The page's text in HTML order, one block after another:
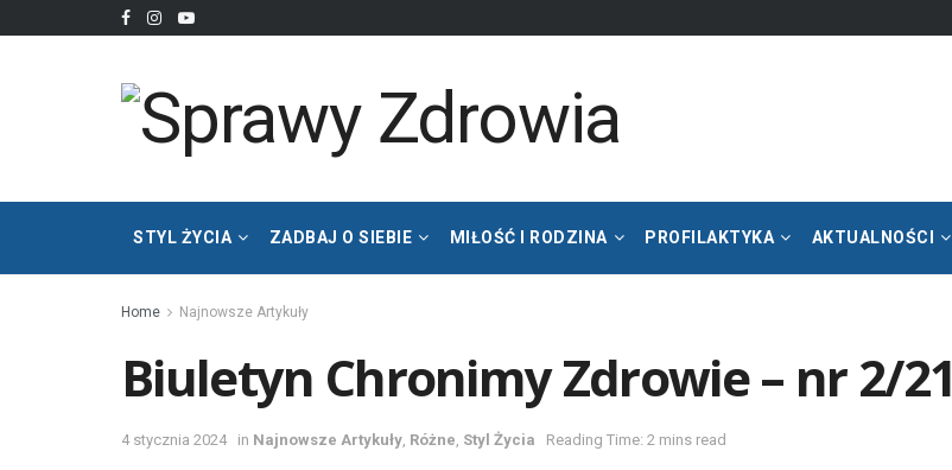
STYL ŻYCIA ZADBAJ O SIEBIE MIŁOŚĆ I RODZINA PROFILAKTYKA AKTUALNOŚCI
Home Najnowsze Artykuły
Biuletyn Chronimy Zdrowie – nr 2/21
4 stycznia 2024 in Najnowsze Artykuły Różne Styl Życia Reading Time: 2 mins read